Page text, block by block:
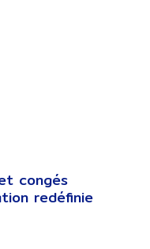
congés
redéfinie